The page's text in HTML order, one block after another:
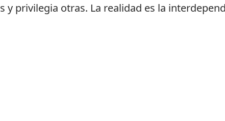
y privilegia otras. La realidad es la